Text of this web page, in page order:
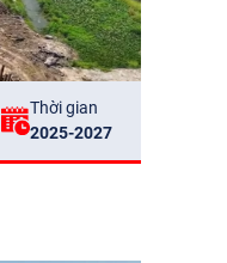
Thời gian
2025-2027